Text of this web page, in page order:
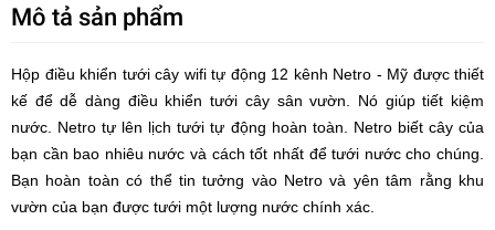
Mô tả sản phẩm
Hộp điều khiển tưới cây wifi tự động 12 kênh Netro - Mỹ được thiết
kế để dễ dàng điều khiển tưới cây sân vườn. Nó giúp tiết kiệm
nước. Netro tự lên lịch tưới tự động hoàn toàn. Netro biết cây của
bạn cần bao nhiêu nước và cách tốt nhất để tưới nước cho chúng.
Bạn hoàn toàn có thể tin tưởng vào Netro và yên tâm rằng khu
vườn của bạn được tưới một lượng nước chính xác.